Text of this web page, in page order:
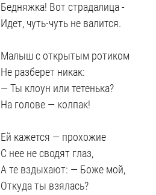
Бедняжка! Вот страдалица -
Идет, чуть-чуть не валится.
Малыш с открытым ротиком
Не разберет никак:
— Ты клоун или тетенька?
На голове — колпак!
Ей кажется — прохожие
С нее не сводят глаз,
А те вздыхают: — Боже мой,
Откуда ты взялась?